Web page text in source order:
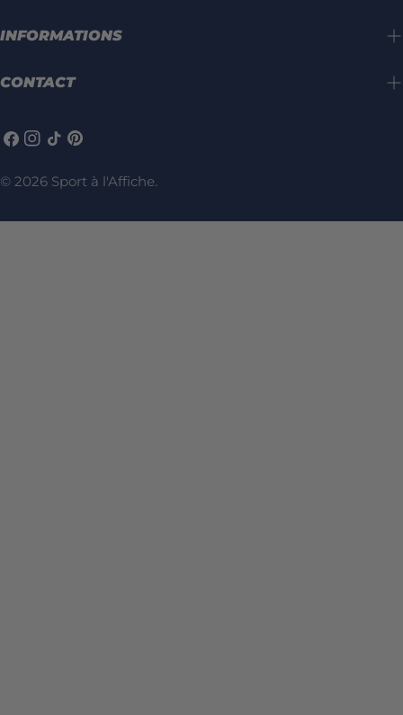
INFORMATIONS
CONTACT
Facebook
Instagram
TIC Pinterest
© 2026 Sport à l'Affiche.